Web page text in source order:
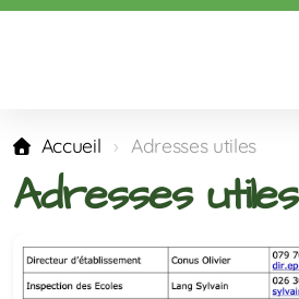
Accueil Adresses utiles
Adresses utiles
Répartition des classes